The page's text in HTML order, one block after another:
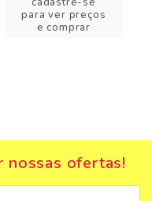
para ver preços
e comprar
nossas ofertas!